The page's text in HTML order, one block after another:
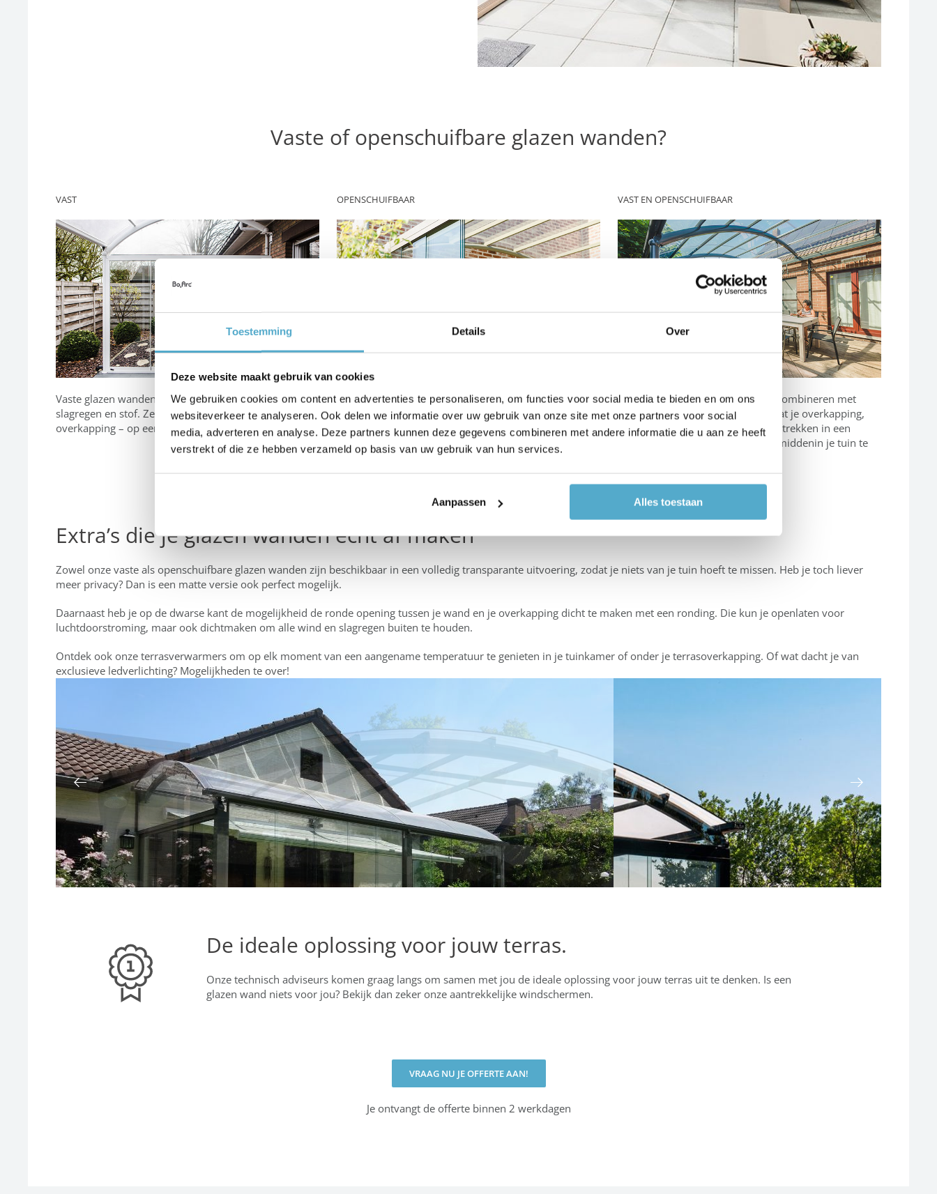
Toestemming Details Over
Deze website maakt gebruik van cookies
We gebruiken cookies om content en advertenties te personaliseren, om functies voor social media te bieden en om ons
websiteverkeer te analyseren. Ook delen we informatie over uw gebruik van onze site met onze partners voor social
media, adverteren en analyse. Deze partners kunnen deze gegevens combineren met andere informatie die u aan ze heeft
verstrekt of die ze hebben verzameld op basis van uw gebruik van hun services.
Aanpassen Alles toestaan
Vaste of openschuifbare glazen wanden?
VAST
Vaste glazen wanden bieden bescherming tegen wind,
slagregen en stof. Ze sluiten perfect aan tegen je
overkapping – op eender welke zijde.
OPENSCHUIFBAAR
Openschuifbare glazen wanden bieden dezelfde
voordelen, maar laten je toe om op warme dagen een
fris windje door je overkapping te laten waaien, of om
de wand te verplaatsen zodat jij er makkelijk door kunt
in plaats van telkens rond te moeten wandelen.
VAST EN OPENSCHUIFBAAR
Vaste wanden kun je ook perfect combineren met
schuifwanden. In de zomer volstaat je overkapping,
terwijl je je in de winter kunt terugtrekken in een
tuinkamer die je het gevoel geeft middenin je tuin te
Extra’s die je glazen wanden écht af maken
Zowel onze vaste als openschuifbare glazen wanden zijn beschikbaar in een volledig transparante uitvoering, zodat je niets van je tuin hoeft te missen. Heb je toch liever
meer privacy? Dan is een matte versie ook perfect mogelijk.
Daarnaast heb je op de dwarse kant de mogelijkheid de ronde opening tussen je wand en je overkapping dicht te maken met een ronding. Die kun je openlaten voor
luchtdoorstroming, maar ook dichtmaken om alle wind en slagregen buiten te houden.
Ontdek ook onze terrasverwarmers om op elk moment van een aangename temperatuur te genieten in je tuinkamer of onder je terrasoverkapping. Of wat dacht je van
exclusieve ledverlichting? Mogelijkheden te over!
De ideale oplossing voor jouw terras.
Onze technisch adviseurs komen graag langs om samen met jou de ideale oplossing voor jouw terras uit te denken. Is een
glazen wand niets voor jou? Bekijk dan zeker onze aantrekkelijke windschermen.
VRAAG NU JE OFFERTE AAN!
Je ontvangt de offerte binnen 2 werkdagen